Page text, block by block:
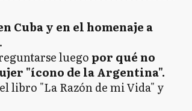
Cuba y en el homenaje a
luego por qué no
"ícono de la Argentina".
libro "La Razón de mi Vida" y